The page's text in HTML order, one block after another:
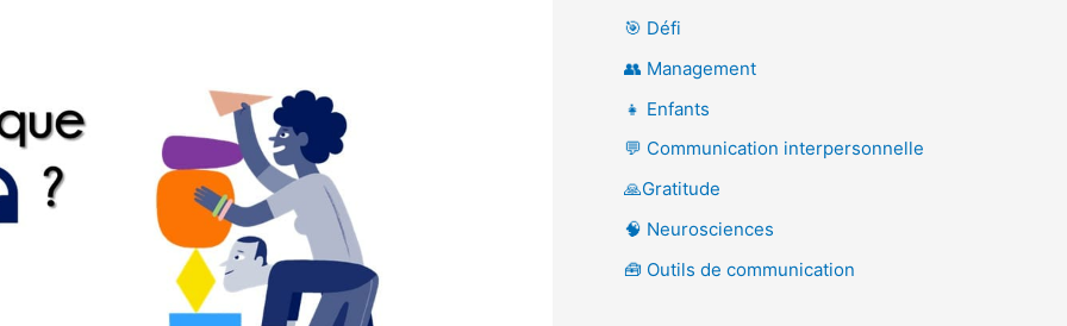
🎯 Défi
👥 Management
👧 Enfants
💬 Communication interpersonnelle
🙏Gratitude
🧠 Neurosciences
🧰 Outils de communication